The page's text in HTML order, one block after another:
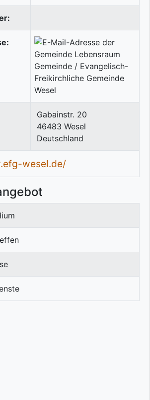
Gabainstr. 20
46483 Wesel
Deutschland
wesel.de/